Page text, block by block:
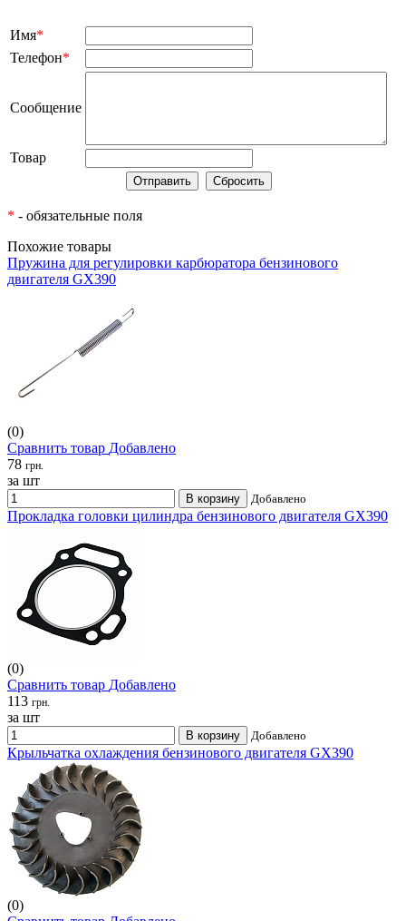
Имя*
Телефон*
Сообщение
Товар
* - обязательные поля
Похожие товары
Пружина для регулировки карбюратора бензинового
двигателя GX390
(0)
Сравнить товар Добавлено
78 грн.
за шт
В корзину Добавлено
Прокладка головки цилиндра бензинового двигателя GX390
(0)
Сравнить товар Добавлено
113 грн.
за шт
В корзину Добавлено
Крыльчатка охлаждения бензинового двигателя GX390
(0)